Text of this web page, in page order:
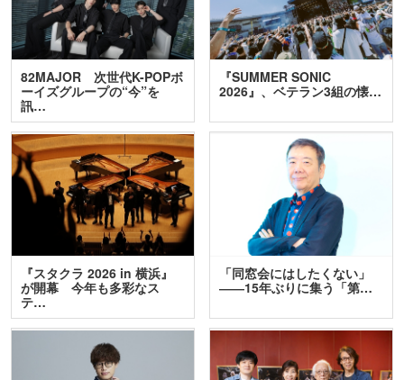
82MAJOR 次世代K-POPボ
ーイズグループの“今”を
訊…
『SUMMER SONIC
2026』、ベテラン3組の懐…
『スタクラ 2026 in 横浜』
が開幕 今年も多彩なス
テ…
「同窓会にはしたくない」
――15年ぶりに集う「第…